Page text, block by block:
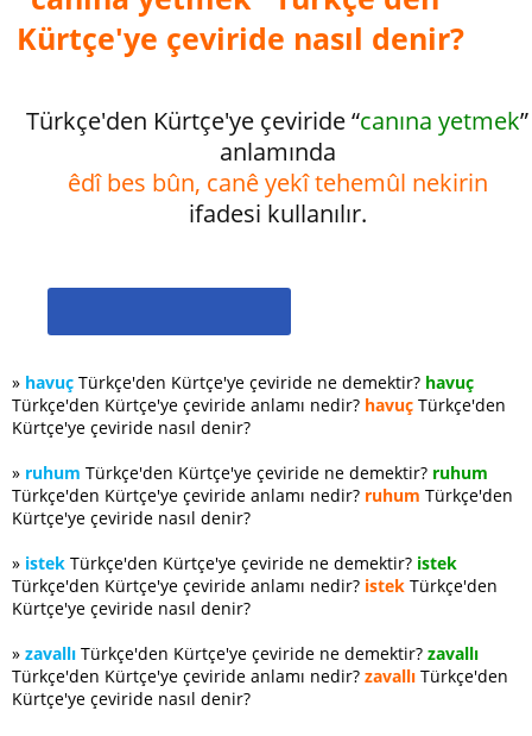
Kürtçe'ye çeviride nasıl denir?
Türkçe'den Kürtçe'ye çeviride “canına yetmek”
anlamında
êdî bes bûn, canê yekî tehemûl nekirin
ifadesi kullanılır.
» havuç Türkçe'den Kürtçe'ye çeviride ne demektir? havuç
Türkçe'den Kürtçe'ye çeviride anlamı nedir? havuç Türkçe'den
Kürtçe'ye çeviride nasıl denir?
» ruhum Türkçe'den Kürtçe'ye çeviride ne demektir? ruhum
Türkçe'den Kürtçe'ye çeviride anlamı nedir? ruhum Türkçe'den
Kürtçe'ye çeviride nasıl denir?
» istek Türkçe'den Kürtçe'ye çeviride ne demektir? istek
Türkçe'den Kürtçe'ye çeviride anlamı nedir? istek Türkçe'den
Kürtçe'ye çeviride nasıl denir?
» zavallı Türkçe'den Kürtçe'ye çeviride ne demektir? zavallı
Türkçe'den Kürtçe'ye çeviride anlamı nedir? zavallı Türkçe'den
Kürtçe'ye çeviride nasıl denir?